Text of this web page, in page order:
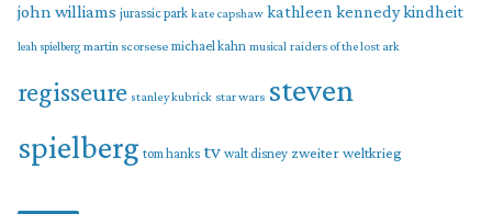
john williams jurassic park kate capshaw kathleen kennedykindheit
leah spielberg martin scorsese michael kahn musical raiders of the lost ark
regisseure stanley kubrick star wars steven
spielberg tom hanks tv walt disney zweiter weltkrieg